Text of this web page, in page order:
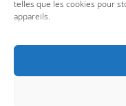
telles que les cookies pour
appareils.